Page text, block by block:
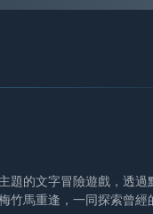
題的文字冒險遊戲，透過
馬重逢，一同探索曾經